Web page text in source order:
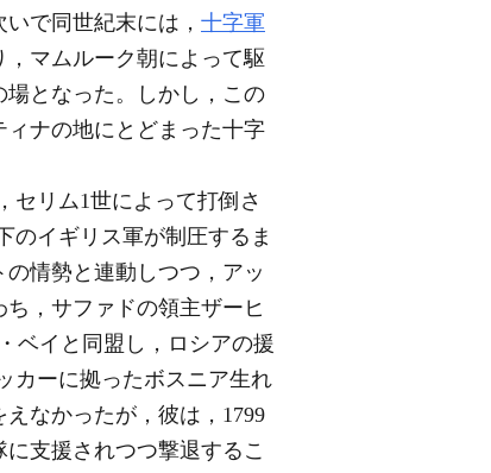
で同世紀末には， 十字軍
マムルーク朝によって駆
となった。しかし，この
ナの地にとどまった十字
セリム1世によって打倒さ
のイギリス軍が制圧するま
情勢と連動しつつ，アッ
，サファドの領主ザーヒ
ベイと同盟し，ロシアの援
カーに拠ったボスニア生れ
なかったが，彼は，1799
支援されつつ撃退するこ